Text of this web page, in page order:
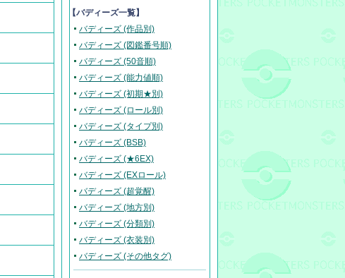
【バディーズ一覧】
バディーズ (作品別)
バディーズ (図鑑番号順)
バディーズ (50音順)
バディーズ (能力値順)
バディーズ (初期★別)
バディーズ (ロール別)
バディーズ (タイプ別)
バディーズ (BSB)
バディーズ (★6EX)
バディーズ (EXロール)
バディーズ (超覚醒)
バディーズ (地方別)
バディーズ (分類別)
バディーズ (衣装別)
バディーズ (その他タグ)